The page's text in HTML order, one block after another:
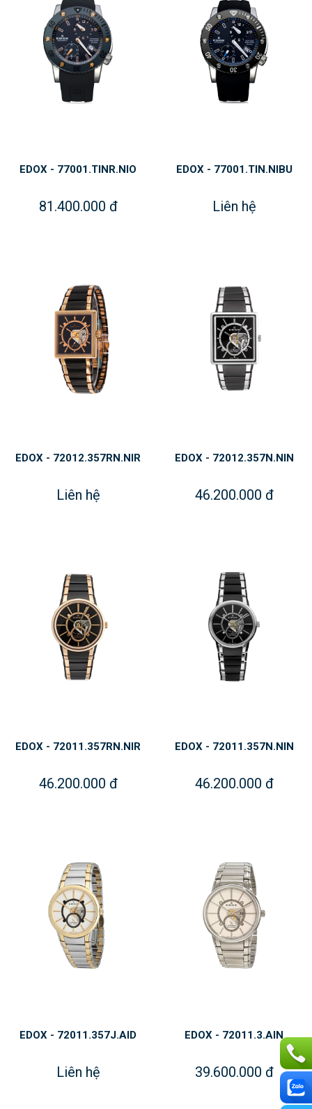
EDOX - 77001.TINR.NIO
81.400.000 đ
EDOX - 77001.TIN.NIBU
Liên hệ
EDOX - 72012.357RN.NIR
Liên hệ
EDOX - 72012.357N.NIN
46.200.000 đ
EDOX - 72011.357RN.NIR
46.200.000 đ
EDOX - 72011.357N.NIN
46.200.000 đ
EDOX - 72011.357J.AID
Liên hệ
EDOX - 72011.3.AIN
39.600.000 đ